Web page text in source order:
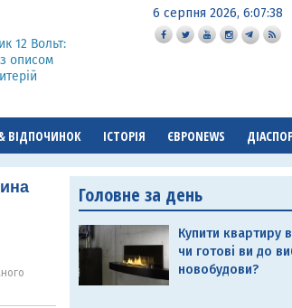
12 Вольт:
описом
6 серпня 2026, 6:07:39
ВІДПОЧИНОК ІСТОРІЯ ЄВРОNEWS
Головне за день
Купити квартиру в
чи готові ви до
новобудови?